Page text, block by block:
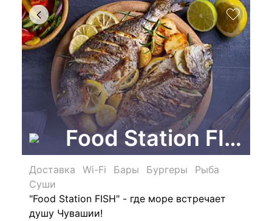
Food Station FISH
Доставка Wi-Fi Бары Бургеры
Рыба
Суши
"Food Station FISH" - где море встречает
душу Чувашии!